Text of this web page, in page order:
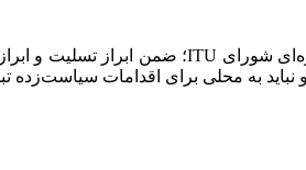
به محلی برای اقدامات سیاست‌زده